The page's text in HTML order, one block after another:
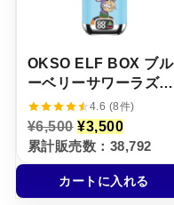
。
。
OKSO ELF BOX ブル
ーベリーサワーラズベ
リー味【ニコパフ】
5%
4.6 (8件)
¥6,500 元
の
価
格
は
¥
¥3,500現
在
の
価
格
は
累計販売数：38,792
カートに入れる